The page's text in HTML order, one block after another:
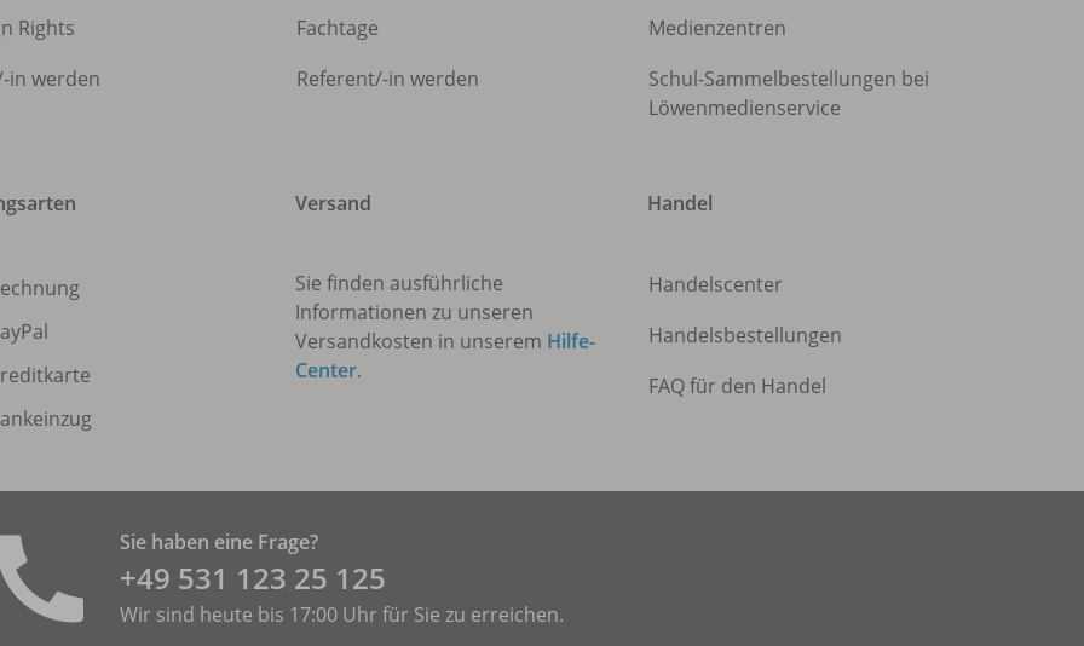
Rights
-in werden
Fachtage
Referent/-in werden
Medienzentren
Schul-Sammelbestellungen bei
Löwenmedienservice
Versand
Sie finden ausführliche
Informationen zu unseren
Versandkosten in unserem Hilfe-
Center.
Handel
Handelscenter
Handelsbestellungen
FAQ für den Handel
Sie haben eine Frage?
+49 531 ­123 25 125
Wir sind heute bis 17:00 Uhr für Sie zu erreichen.